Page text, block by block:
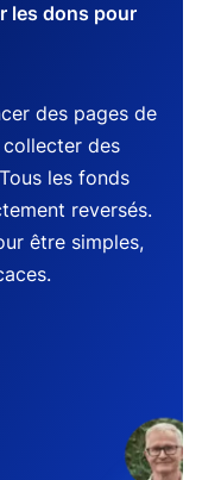
les dons pour
des pages de
des
les fonds
reversés.
être simples,